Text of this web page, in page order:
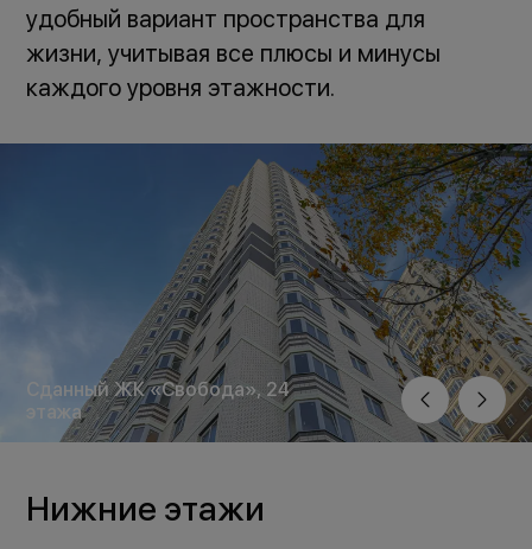
удобный вариант пространства для
жизни, учитывая все плюсы и минусы
каждого уровня этажности.
Сданный ЖК «Свобода», 24
этажа
Нижние этажи